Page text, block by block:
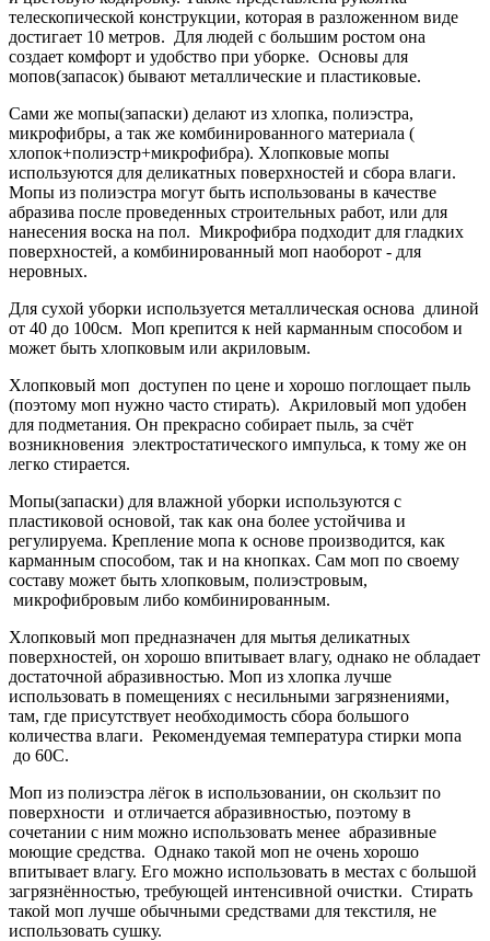
телескопической конструкции, которая в разложенном виде
достигает 10 метров. Для людей с большим ростом она
создает комфорт и удобство при уборке. Основы для
мопов(запасок) бывают металлические и пластиковые.
Сами же мопы(запаски) делают из хлопка, полиэстра,
микрофибры, а так же комбинированного материала (
хлопок+полиэстр+микрофибра). Хлопковые мопы
используются для деликатных поверхностей и сбора влаги.
Мопы из полиэстра могут быть использованы в качестве
абразива после проведенных строительных работ, или для
нанесения воска на пол. Микрофибра подходит для гладких
поверхностей, а комбинированный моп наоборот - для
неровных.
Для сухой уборки используется металлическая основа длиной
от 40 до 100см. Моп крепится к ней карманным способом и
может быть хлопковым или акриловым.
Хлопковый моп доступен по цене и хорошо поглощает пыль
(поэтому моп нужно часто стирать). Акриловый моп удобен
для подметания. Он прекрасно собирает пыль, за счёт
возникновения электростатического импульса, к тому же он
легко стирается.
Мопы(запаски) для влажной уборки используются с
пластиковой основой, так как она более устойчива и
регулируема. Крепление мопа к основе производится, как
карманным способом, так и на кнопках. Сам моп по своему
составу может быть хлопковым, полиэстровым,
микрофибровым либо комбинированным.
Хлопковый моп предназначен для мытья деликатных
поверхностей, он хорошо впитывает влагу, однако не обладает
достаточной абразивностью. Моп из хлопка лучше
использовать в помещениях с несильными загрязнениями,
там, где присутствует необходимость сбора большого
количества влаги. Рекомендуемая температура стирки мопа
до 60С.
Моп из полиэстра лёгок в использовании, он скользит по
поверхности и отличается абразивностью, поэтому в
сочетании с ним можно использовать менее абразивные
моющие средства. Однако такой моп не очень хорошо
впитывает влагу. Его можно использовать в местах с большой
загрязнённостью, требующей интенсивной очистки. Стирать
такой моп лучше обычными средствами для текстиля, не
использовать сушку.